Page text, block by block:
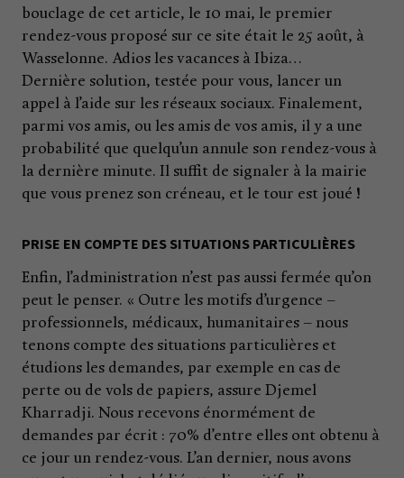
bouclage de cet article, le 10 mai, le premier
rendez-vous proposé sur ce site était le 25 août, à
Wasselonne. Adios les vacances à Ibiza…
Dernière solution, testée pour vous, lancer un
appel à l’aide sur les réseaux sociaux. Finalement,
parmi vos amis, ou les amis de vos amis, il y a une
probabilité que quelqu’un annule son rendez-vous à
la dernière minute. Il suffit de signaler à la mairie
que vous prenez son créneau, et le tour est joué !
PRISE EN COMPTE DES SITUATIONS PARTICULIÈRES
Enfin, l’administration n’est pas aussi fermée qu’on
peut le penser. « Outre les motifs d’urgence –
professionnels, médicaux, humanitaires – nous
tenons compte des situations particulières et
étudions les demandes, par exemple en cas de
perte ou de vols de papiers, assure Djemel
Kharradji. Nous recevons énormément de
demandes par écrit : 70% d’entre elles ont obtenu à
ce jour un rendez-vous. L’an dernier, nous avons